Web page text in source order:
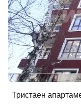
Тристаен